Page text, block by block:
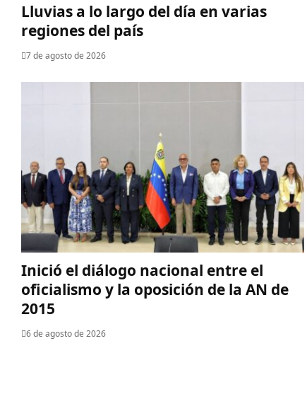
Lluvias a lo largo del día en varias
regiones del país
7 de agosto de 2026
Inició el diálogo nacional entre el
oficialismo y la oposición de la AN de
2015
6 de agosto de 2026